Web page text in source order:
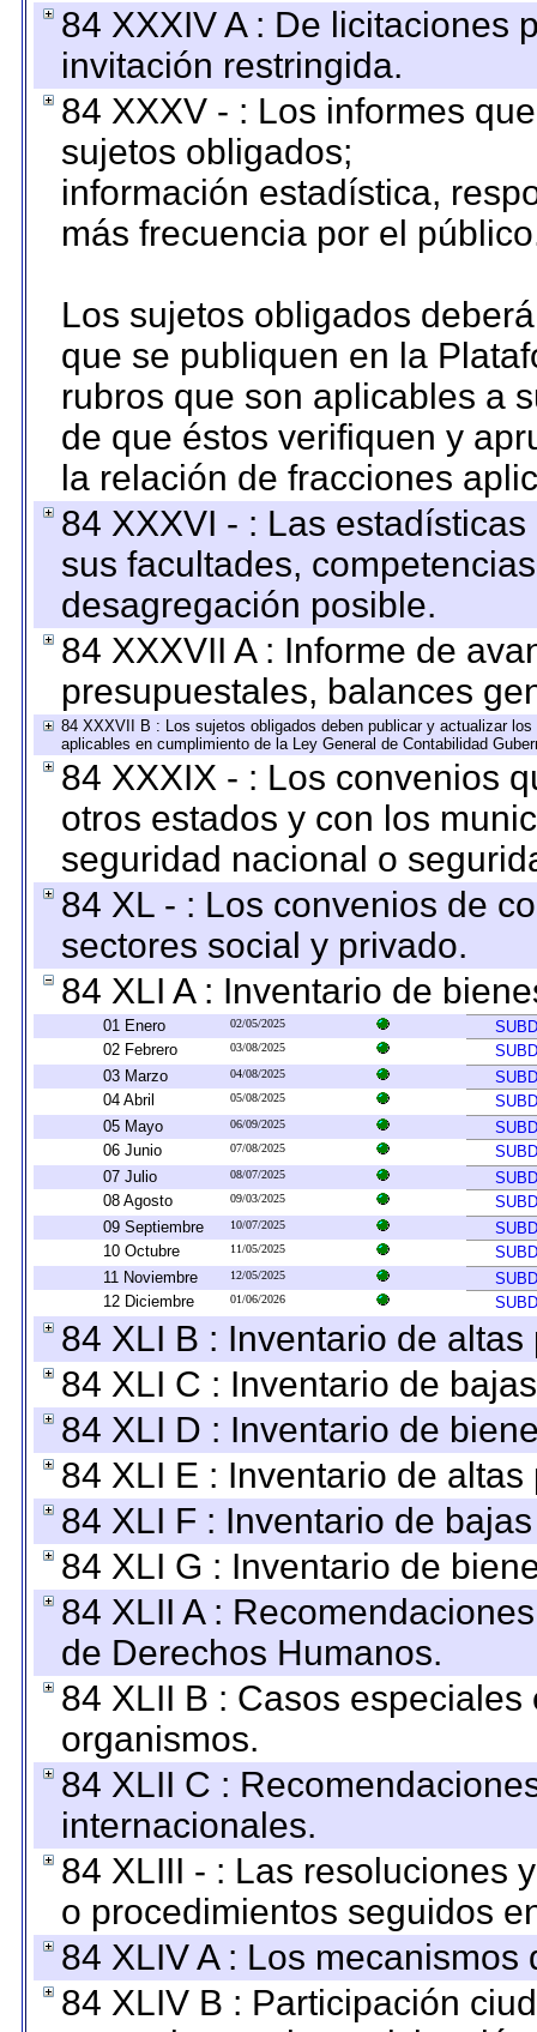
84 XXXIV A : De licitaciones
invitación restringida.
84 XXXV - : Los informes
sujetos obligados;
información estadística,
más frecuencia por el
Los sujetos obligados
que se publiquen en la
rubros que son aplicables a
de que éstos verifiquen y
la relación de fracciones
84 XXXVI - : Las
sus facultades,
desagregación posible.
84 XXXVII A : Informe de
presupuestales, balances
84 XXXVII B : Los sujetos obligados deben publicar y actualizar
aplicables en cumplimiento de la Ley General de Contabilidad
84 XXXIX - : Los convenios
otros estados y con los
seguridad nacional o
84 XL - : Los convenios de
sectores social y privado.
84 XLI A : Inventario de
01 Enero 02/05/2025
02 Febrero
03/08/2025
03 Marzo
04/08/2025
04 Abril
05/08/2025
05 Mayo
06/09/2025
06 Junio
07/08/2025
07 Julio
08/07/2025
08 Agosto
09/03/2025
09 Septiembre
10/07/2025
10 Octubre
11/05/2025
11 Noviembre
12/05/2025
12 Diciembre
01/06/2026
84 XLI B : Inventario de
84 XLI C : Inventario de
84 XLI D : Inventario de
84 XLI E : Inventario de
84 XLI F : Inventario de
84 XLI G : Inventario de
84 XLII A :
de Derechos Humanos.
84 XLII B : Casos
organismos.
84 XLII C :
internacionales.
84 XLIII - : Las resoluciones
o procedimientos seguidos
84 XLIV A : Los
84 XLIV B : Participación